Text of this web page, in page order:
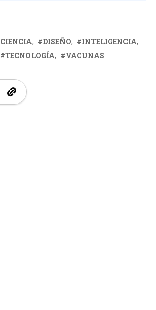
CIENCIA DISEÑO
INTELIGENCIA
TECNOLOGÍA VACUNAS